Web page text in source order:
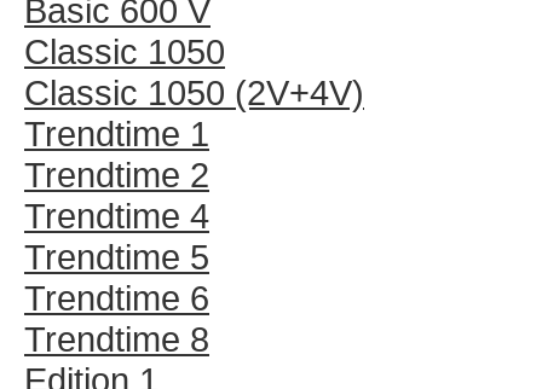
Basic 600 V
Classic 1050
Classic 1050 (2V+4V)
Trendtime 1
Trendtime 2
Trendtime 4
Trendtime 5
Trendtime 6
Trendtime 8
Edition 1